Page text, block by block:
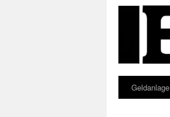
Geldanlage